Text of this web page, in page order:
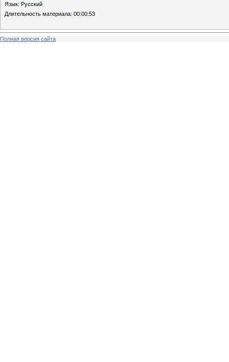
Язык: Русский
Длительность материала: 00:00:53
Полная версия сайта